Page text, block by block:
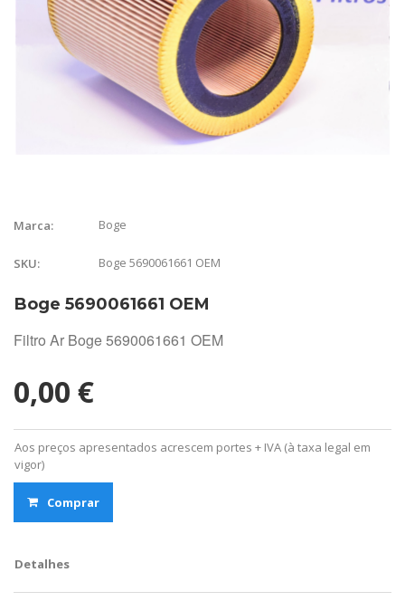
Marca: Boge
SKU: Boge 5690061661 OEM
Boge 5690061661 OEM
Filtro Ar Boge 5690061661 OEM
0,00 €
Aos preços apresentados acrescem portes + IVA (à taxa legal em
vigor)
Comprar
Detalhes